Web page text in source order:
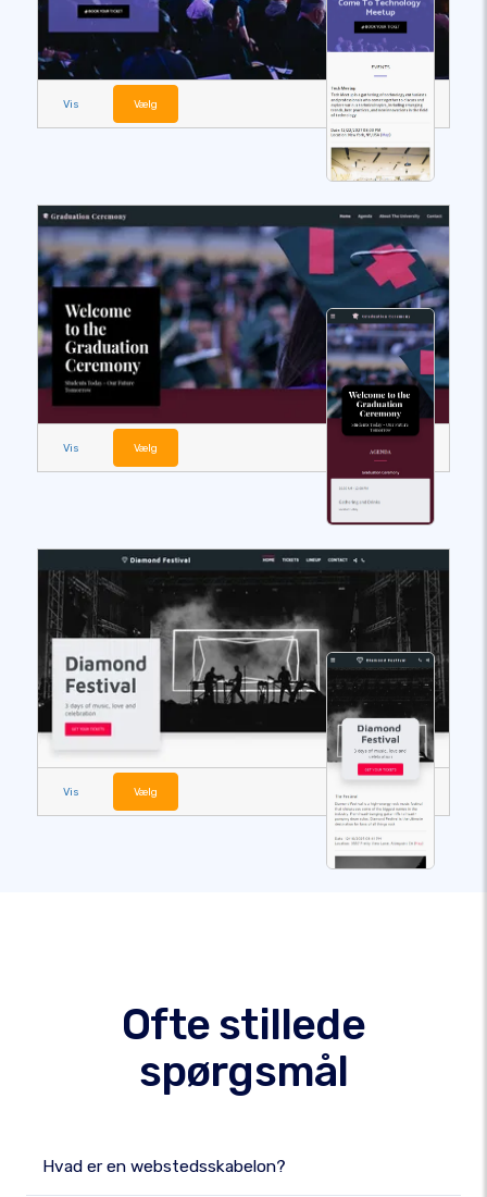
Vis Vælg
Vis Vælg
Vis Vælg
Ofte stillede
spørgsmål
Hvad er en webstedsskabelon?